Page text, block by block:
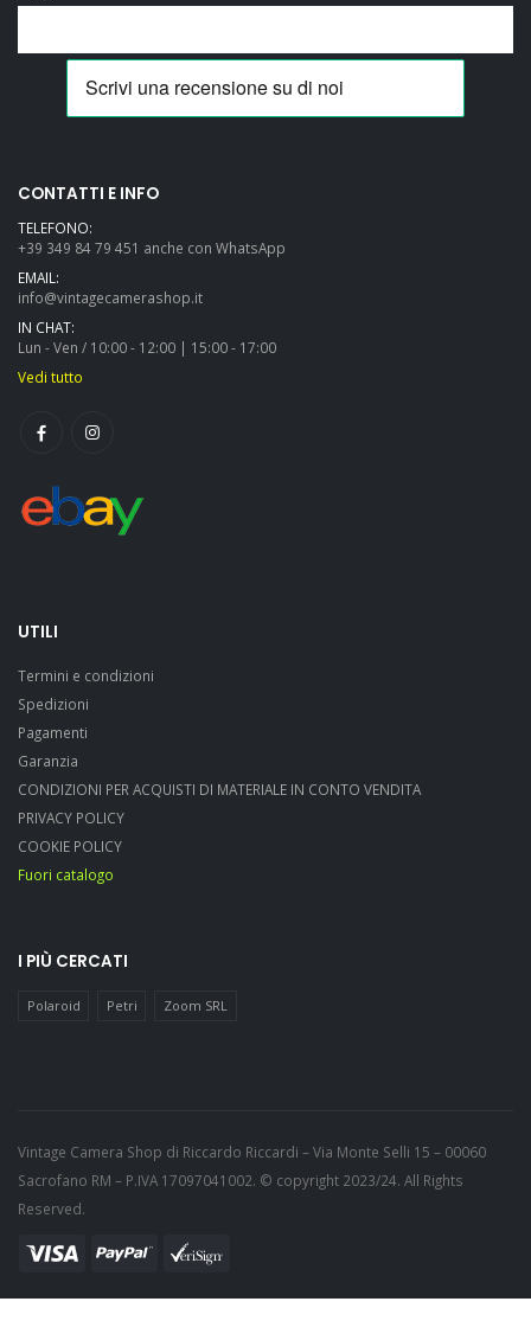
CONTATTI E INFO
TELEFONO:
+39 349 84 79 451 anche con WhatsApp
EMAIL:
info@vintagecamerashop.it
IN CHAT:
Lun - Ven / 10:00 - 12:00 | 15:00 - 17:00
Vedi tutto
UTILI
Termini e condizioni
Spedizioni
Pagamenti
Garanzia
CONDIZIONI PER ACQUISTI DI MATERIALE IN CONTO VENDITA
PRIVACY POLICY
COOKIE POLICY
Fuori catalogo
I PIÙ CERCATI
Polaroid Petri Zoom SRL
Vintage Camera Shop di Riccardo Riccardi – Via Monte Selli 15 – 00060
Sacrofano RM – P.IVA 17097041002. © copyright 2023/24. All Rights
Reserved.